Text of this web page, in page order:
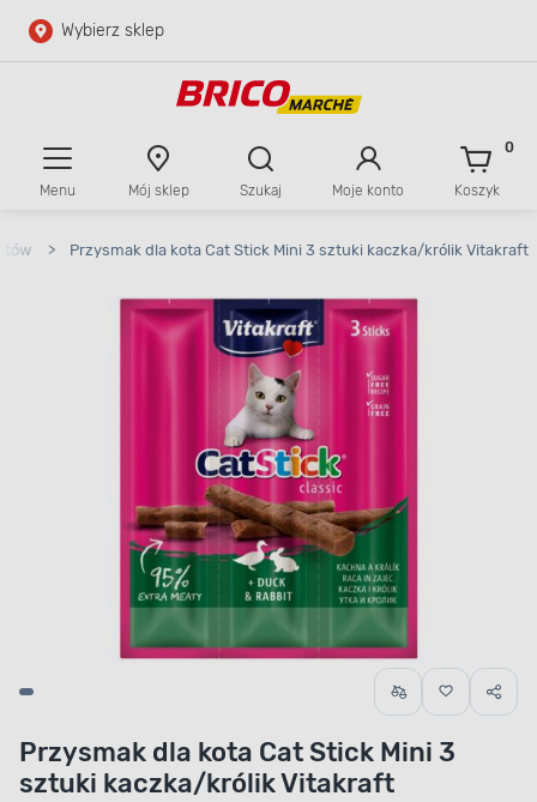
Przejdź do głównej zawartości
Wybierz sklep
Menu Mój sklep Szukaj Moje konto Koszyk
0
> Przysmak dla kota Cat Stick Mini 3 sztuki kaczka/królik Vitakraft
Przysmak dla kota Cat Stick Mini 3
sztuki kaczka/królik Vitakraft